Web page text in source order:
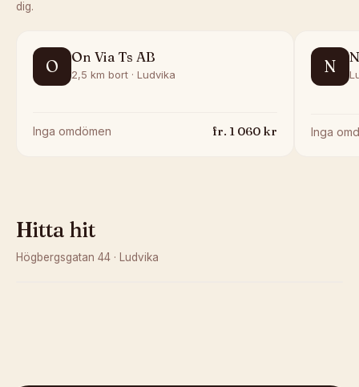
dig.
O On Via Ts AB
2,5 km bort · Ludvika
Inga omdömen fr. 1 060kr
N
Inga
Hitta hit
Högbergsgatan 44 · Ludvika